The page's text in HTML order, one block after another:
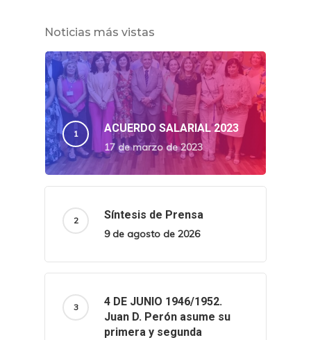
Noticias más vistas
ACUERDO SALARIAL 2023
17 de marzo de 2023
Síntesis de Prensa
9 de agosto de 2026
4 DE JUNIO 1946/1952.
Juan D. Perón asume su
primera y segunda